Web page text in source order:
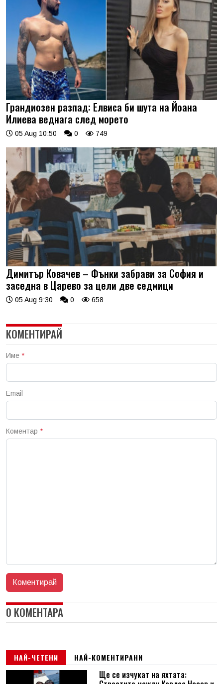
Грандиозен разпад: Елвиса би шута на Йоана
Илиева веднага след морето
05 Aug 10:50 0 749
Димитър Ковачев – Фънки забрави за София и
заседна в Царево за цели две седмици
05 Aug 9:30 0 658
КОМЕНТИРАЙ
Име *
Email
Коментар *
0 КОМЕНТАРА
НАЙ-ЧЕТЕНИ НАЙ-КОМЕНТИРАНИ
Ще се изчукат на яхтата: